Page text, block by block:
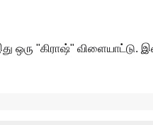
"கிராஷ்" விளையாட்டு.